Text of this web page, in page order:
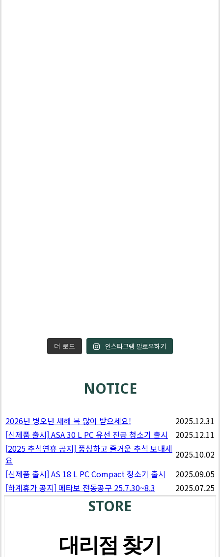
더 로드 인스타그램 팔로우하기
NOTICE
2026년 병오년 새해 복 많이 받으세요!
2025.12.31
[신제품 출시] ASA 30 L PC 유선 진공 청소기 출시
2025.12.11
[2025 추석연휴 공지] 풍성하고 즐거운 추석 보내세
요
2025.10.02
[신제품 출시] AS 18 L PC Compact 청소기 출시
2025.09.05
[하계휴가 공지] 메타보 전동공구 25.7.30~8.3
2025.07.25
STORE
대리점 찾기